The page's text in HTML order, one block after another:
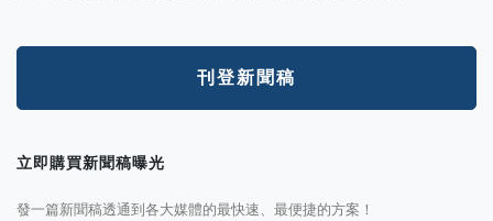
刊登新聞稿
立即購買新聞稿曝光
發一篇新聞稿透通到各大媒體的最快速、最便捷的方案！